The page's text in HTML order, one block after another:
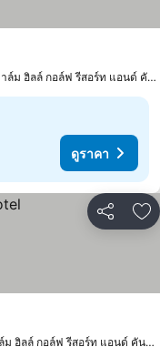
ล์ม ฮิลล์ กอล์ฟ รีสอร์ท แอนด์ คัน
ดูราคา
แชร์ เ
ม ฮิลล์ กอล์ฟ รีสอร์ท แอนด์ คันท